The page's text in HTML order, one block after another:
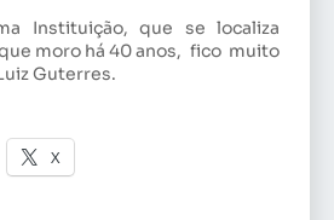
Instituição, que se localiza
moro há 40 anos, fico muito
Guterres.
X